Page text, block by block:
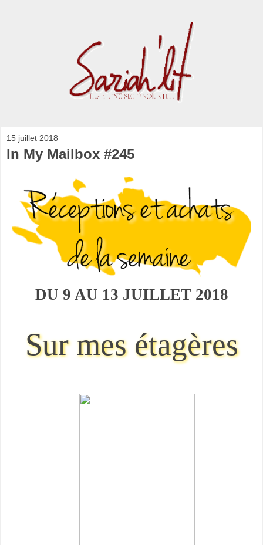
15 juillet 2018
In My Mailbox #245
DU 9 AU 13 JUILLET2018
Sur mes étagères